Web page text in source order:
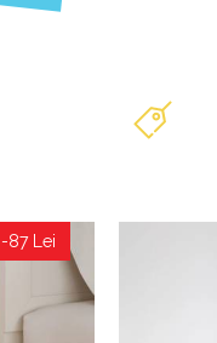
-87 Lei